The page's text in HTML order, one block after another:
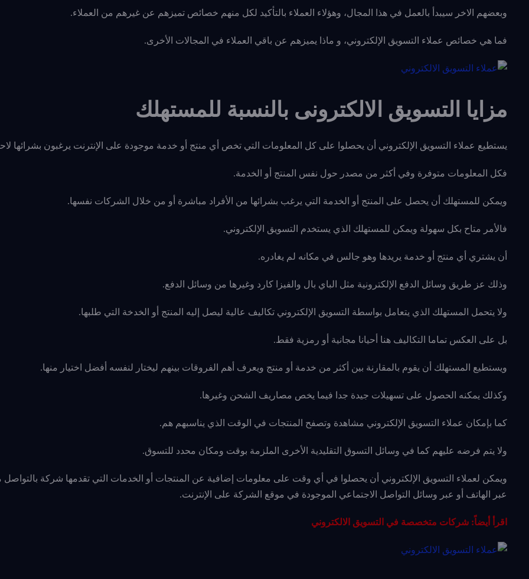
وبعضهم الاخر سيبدأ بالعمل في هذا المجال، وهؤلاء العملاء بالتأكيد لكل منهم خصائص تميزهم عن غيرهم من العملاء.
فما هي خصائص عملاء التسويق الإلكتروني، و ماذا يميزهم عن باقي العملاء في المجالات الأخرى.
مزايا التسويق الالكترونى بالنسبة للمستهلك
يستطيع عملاء التسويق الإلكتروني أن يحصلوا على كل المعلومات التي تخص أي منتج أو خدمة موجودة على الإنترنت يرغبون بشرائها
فكل المعلومات متوفرة وفي أكثر من مصدر حول نفس المنتج أو الخدمة.
ويمكن للمستهلك أن يحصل على المنتج أو الخدمة التي يرغب بشرائها من الأفراد مباشرة أو من خلال الشركات نفسها.
فالأمر متاح بكل سهولة ويمكن للمستهلك الذي يستخدم التسويق الإلكتروني.
أن يشتري أي منتج أو خدمة يريدها وهو جالس في مكانه لم يغادره.
وذلك عز طريق وسائل الدفع الإلكترونية مثل الباي بال والفيزا كارد وغيرها من وسائل الدفع.
ولا يتحمل المستهلك الذي يتعامل بواسطة التسويق الإلكتروني تكاليف عالية ليصل إليه المنتج أو الخدخة التي طلبها.
بل على العكس تماما التكاليف هنا أحيانا مجانية أو رمزية فقط.
ويستطيع المستهلك أن يقوم بالمقارنة بين أكثر من خدمة أو منتج ويعرف أهم الفروقات بينهم ليختار لنفسه أفضل اختيار منها.
وكذلك يمكنه الحصول على تسهيلات جيدة جدا فيما يخص مصاريف الشحن وغيرها.
كما بإمكان عملاء التسويق الإلكتروني مشاهدة وتصفح المنتجات في الوقت الذي يناسبهم هم.
ولا يتم فرضه عليهم كما في وسائل التسوق التقليدية الأخرى الملزمة بوقت ومكان محدد للتسوق.
ويمكن لعملاء التسويق الإلكتروني أن يحصلوا في أي وقت على معلومات إضافية عن المنتجات أو الخدمات التي تقدمها شركة بالتواصل
عبر الهاتف أو عبر وسائل التواصل الاجتماعي الموجودة في موقع الشركة على الإنترنت.
اقرأ أيضاً: شركات متخصصة في التسويق الالكتروني